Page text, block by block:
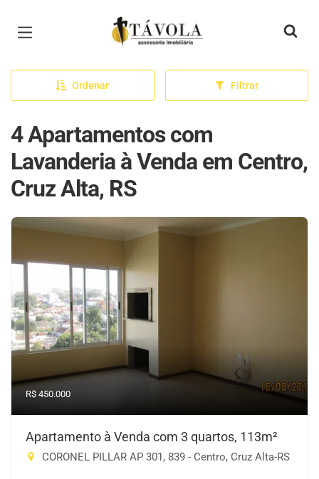
Página inicial
Ordenar Filtrar
4 Apartamentos com
Lavanderia à Venda em Centro,
Cruz Alta, RS
R$ 450.000
Apartamento à Venda com 3 quartos, 113m²
CORONEL PILLAR AP 301, 839 - Centro, Cruz Alta-RS